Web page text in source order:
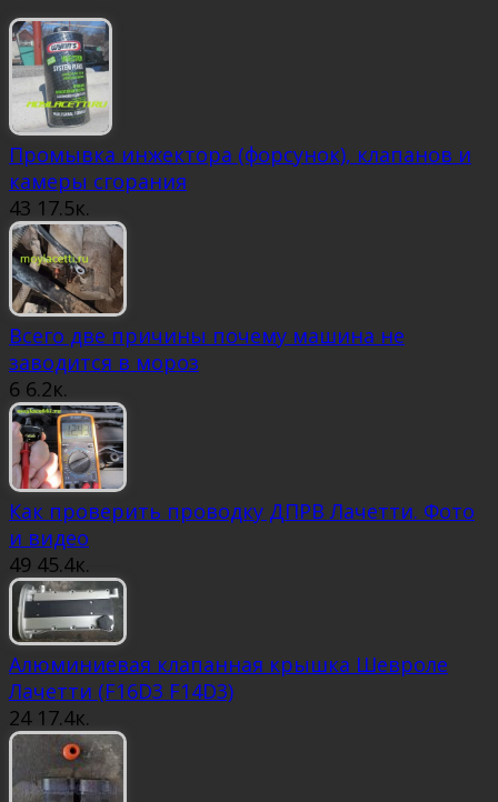
Промывка инжектора (форсунок), клапанов и
камеры сгорания
43 17.5к.
Всего две причины почему машина не
заводится в мороз
6 6.2к.
Как проверить проводку ДПРВ Лачетти. Фото
и видео
49 45.4к.
Алюминиевая клапанная крышка Шевроле
Лачетти (F16D3 F14D3)
24 17.4к.